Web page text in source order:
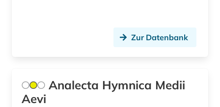
hispanistik (3)
Zur Datenbank
Analecta Hymnica Medii
Aevi